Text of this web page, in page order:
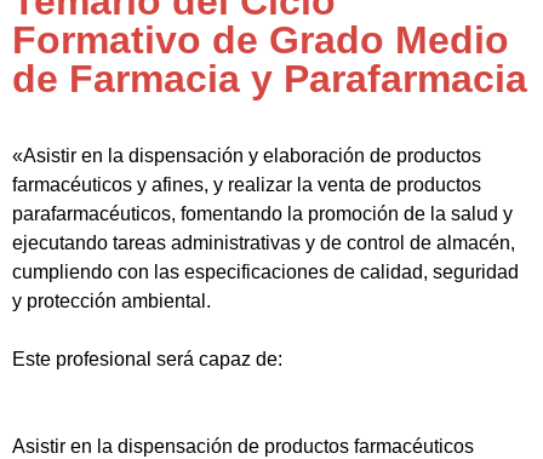
Formativo de Grado Medio
de Farmacia y Parafarmacia
«Asistir en la dispensación y elaboración de productos
farmacéuticos y afines, y realizar la venta de productos
parafarmacéuticos, fomentando la promoción de la salud y
ejecutando tareas administrativas y de control de almacén,
cumpliendo con las especificaciones de calidad, seguridad
y protección ambiental.
Este profesional será capaz de:
Asistir en la dispensación de productos farmacéuticos